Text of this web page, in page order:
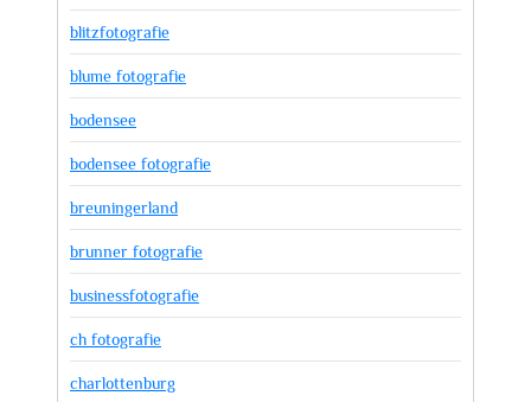
blitzfotografie
blume fotografie
bodensee
bodensee fotografie
breuningerland
brunner fotografie
businessfotografie
ch fotografie
charlottenburg